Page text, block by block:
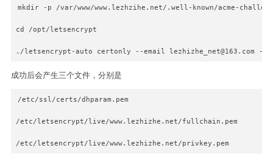
mkdir -p /var/www/www.lezhzihe.net/.well-known/acme-
cd /opt/letsencrypt
./letsencrypt-auto certonly --email lezhizhe_net@163.com -
成功后会产生三个文件，分别是
/etc/ssl/certs/dhparam.pem
/etc/letsencrypt/live/www.lezhizhe.net/fullchain.pem
/etc/letsencrypt/live/www.lezhizhe.net/privkey.pem